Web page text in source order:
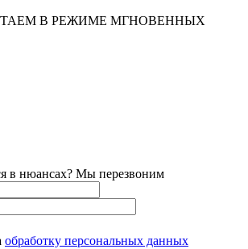
В РЕЖИМЕ МГНОВЕННЫХ
в нюансах? Мы перезвоним
обработку персональных данных